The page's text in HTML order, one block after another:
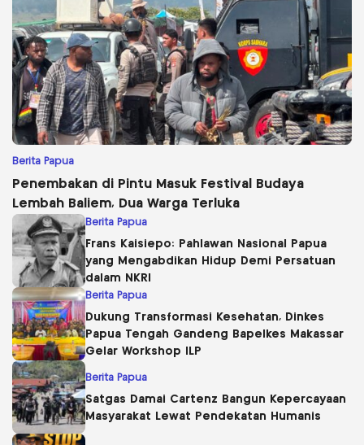
Berita Papua
Penembakan di Pintu Masuk Festival Budaya
Lembah Baliem, Dua Warga Terluka
Berita Papua
Frans Kaisiepo: Pahlawan Nasional Papua
yang Mengabdikan Hidup Demi Persatuan
dalam NKRI
Berita Papua
Dukung Transformasi Kesehatan, Dinkes
Papua Tengah Gandeng Bapelkes Makassar
Gelar Workshop ILP
Berita Papua
Satgas Damai Cartenz Bangun Kepercayaan
Masyarakat Lewat Pendekatan Humanis